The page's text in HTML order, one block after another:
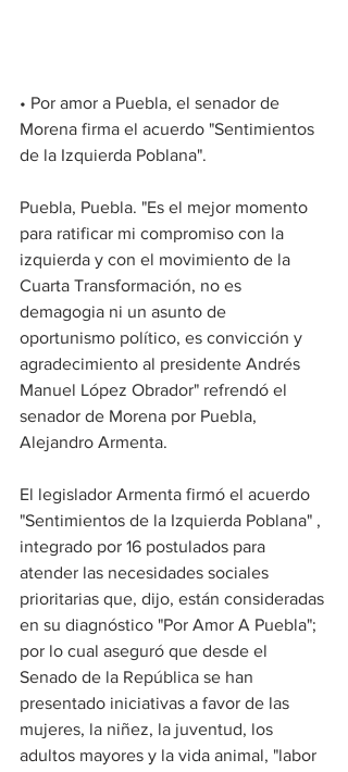
• Por amor a Puebla, el senador de
Morena firma el acuerdo "Sentimientos
de la Izquierda Poblana".
Puebla, Puebla. "Es el mejor momento
para ratificar mi compromiso con la
izquierda y con el movimiento de la
Cuarta Transformación, no es
demagogia ni un asunto de
oportunismo político, es convicción y
agradecimiento al presidente Andrés
Manuel López Obrador" refrendó el
senador de Morena por Puebla,
Alejandro Armenta.
El legislador Armenta firmó el acuerdo
"Sentimientos de la Izquierda Poblana" ,
integrado por 16 postulados para
atender las necesidades sociales
prioritarias que, dijo, están consideradas
en su diagnóstico "Por Amor A Puebla";
por lo cual aseguró que desde el
Senado de la República se han
presentado iniciativas a favor de las
mujeres, la niñez, la juventud, los
adultos mayores y la vida animal, "labor